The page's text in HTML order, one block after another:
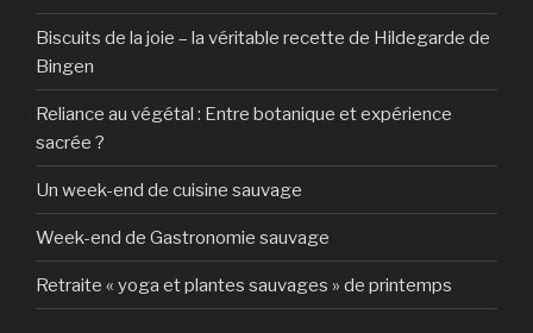
Biscuits de la joie – la véritable recette de Hildegarde de
Bingen
Reliance au végétal : Entre botanique et expérience
sacrée ?
Un week-end de cuisine sauvage
Week-end de Gastronomie sauvage
Retraite « yoga et plantes sauvages » de printemps